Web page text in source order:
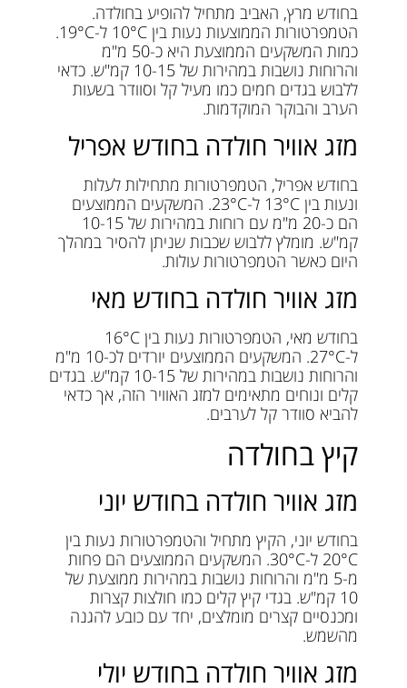
בחודש מרץ, האביב מתחיל להופיע בחולדה.
הטמפרטורות הממוצעות נעות בין 10°C ל-19°C.
כמות המשקעים הממוצעת היא כ-50 מ"מ
והרוחות נושבות במהירות של 10-15 קמ"ש. כדאי
ללבוש בגדים חמים כמו מעיל קל וסוודר בשעות
הערב והבוקר המוקדמות.
מזג אוויר חולדה בחודש אפריל
בחודש אפריל, הטמפרטורות מתחילות לעלות
ונעות בין 13°C ל-23°C. המשקעים הממוצעים
הם כ-20 מ"מ עם רוחות במהירות של 10-15
קמ"ש. מומלץ ללבוש שכבות שניתן להסיר במהלך
היום כאשר הטמפרטורות עולות.
מזג אוויר חולדה בחודש מאי
בחודש מאי, הטמפרטורות נעות בין 16°C
ל-27°C. המשקעים הממוצעים יורדים לכ-10 מ"מ
והרוחות נושבות במהירות של 10-15 קמ"ש. בגדים
קלים ונוחים מתאימים למזג האוויר הזה, אך כדאי
להביא סוודר קל לערבים.
קיץ בחולדה
מזג אוויר חולדה בחודש יוני
בחודש יוני, הקיץ מתחיל והטמפרטורות נעות בין
20°C ל-30°C. המשקעים הממוצעים הם פחות
מ-5 מ"מ והרוחות נושבות במהירות ממוצעת של
10 קמ"ש. בגדי קיץ קלים כמו חולצות קצרות
ומכנסיים קצרים מומלצים, יחד עם כובע להגנה
מהשמש.
מזג אוויר חולדה בחודש יולי